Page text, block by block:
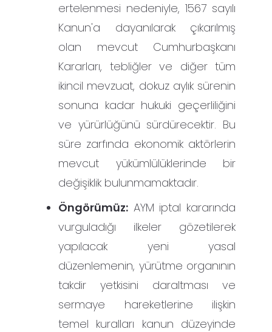
ertelenmesi nedeniyle, 1567 sayılı
Kanun'a dayanılarak çıkarılmış
olan mevcut Cumhurbaşkanı
Kararları, tebliğler ve diğer tüm
ikincil mevzuat, dokuz aylık sürenin
sonuna kadar hukuki geçerliliğini
ve yürürlüğünü sürdürecektir. Bu
süre zarfında ekonomik aktörlerin
mevcut yükümlülüklerinde bir
değişiklik bulunmamaktadır.
Öngörümüz: AYM iptal kararında
vurguladığı ilkeler gözetilerek
yapılacak yeni yasal
düzenlemenin, yürütme organının
takdir yetkisini daraltması ve
sermaye hareketlerine ilişkin
temel kuralları kanun düzeyinde